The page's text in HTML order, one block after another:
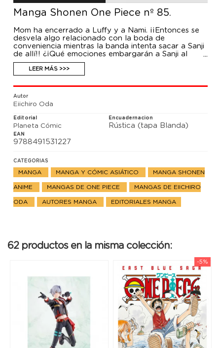
Manga Shonen One Piece nº 85.
Mom ha encerrado a Luffy y a Nami. ¡¡Entonces se
desvela algo relacionado con la boda de
conveniencia mientras la banda intenta sacar a Sanji
de allí!! ¿¡Qué emociones embargarán a Sanji al
verse tan acorralado!? ¿¡Qué pasará!? ¡¡Aquí tenéis
una historia de piratas que buscan el gran tesoro, el
One Piece!!
LEER MÁS >>>
Autor
Eiichiro Oda
Editorial
Planeta Cómic
Encuadernacion
Rústica (tapa Blanda)
EAN
9788491531227
CATEGORIAS
MANGA MANGA Y CÓMIC ASIÁTICO MANGA SHONEN
ANIME MANGAS DE ONE PIECE MANGAS DE EIICHIRO
ODA AUTORES MANGA EDITORIALES MANGA
62 productos en la misma colección:
-5%